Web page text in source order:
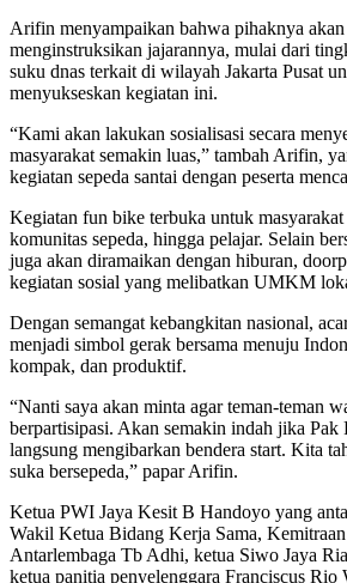
Arifin menyampaikan bahwa pihaknya akan
menginstruksikan jajarannya, mulai dari
suku dnas terkait di wilayah Jakarta Pusat
menyukseskan kegiatan ini.
“Kami akan lakukan sosialisasi secara
masyarakat semakin luas,” tambah Arifin,
kegiatan sepeda santai dengan peserta
Kegiatan fun bike terbuka untuk
komunitas sepeda, hingga pelajar. Selain
juga akan diramaikan dengan hiburan,
kegiatan sosial yang melibatkan UMKM
Dengan semangat kebangkitan nasional,
menjadi simbol gerak bersama menuju
kompak, dan produktif.
“Nanti saya akan minta agar teman-teman
berpartisipasi. Akan semakin indah jika Pak
langsung mengibarkan bendera start. Kita
suka bersepeda,” papar Arifin.
Ketua PWI Jaya Kesit B Handoyo yang
Wakil Ketua Bidang Kerja Sama,
Antarlembaga Tb Adhi, ketua Siwo Jaya
ketua panitia penyelenggara Franciscus Rio